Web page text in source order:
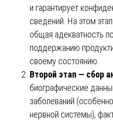
и гарантирует
сведений. На этом
общая адекватность
поддержанию
своему состоянию.
Второй этап — сбор
биографические
заболеваний
нервной системы),